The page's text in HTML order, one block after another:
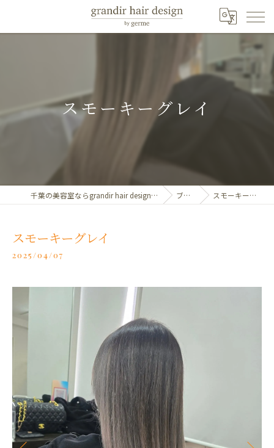
スモーキーグレイ
千葉の美容室ならgrandir hair design by germe ブログ スモーキーグレイ
スモーキーグレイ
2025/04/07